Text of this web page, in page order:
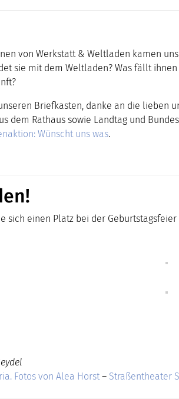
von Werkstatt & Weltladen kamen
sie mit dem Weltladen? Was fällt
Briefkasten, danke an die lieben
dem Rathaus sowie Landtag und
Wünscht uns was.
sich einen Platz bei der Geburtstagsfeier
Fotos von Alea Horst– Straßentheater